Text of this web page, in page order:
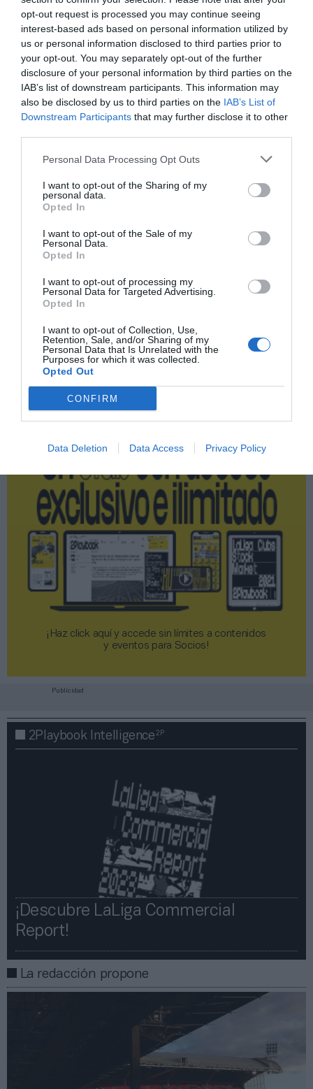
opt-out request is processed you may continue seeing
interest-based ads based on personal information utilized by
us or personal information disclosed to third parties prior to
your opt-out. You may separately opt-out of the further
disclosure of your personal information by third parties on the
IAB’s list of downstream participants. This information may
also be disclosed by us to third parties on the IAB’s List of
Downstream Participants that may further disclose it to other
Personal Data Processing Opt Outs
I want to opt-out of the Sharing of my
personal data.
Opted In
I want to opt-out of the Sale of my
Personal Data.
Opted In
I want to opt-out of processing my
Personal Data for Targeted Advertising.
Opted In
I want to opt-out of Collection, Use,
Retention, Sale, and/or Sharing of my
Personal Data that Is Unrelated with the
Purposes for which it was collected.
Opted Out
CONFIRM
Data Deletion Data Access Privacy Policy
Índex2P
Premier League
Uefa
intelligence@2playbook.com
Añadir2Playbookcomo fuente preferida de Google
de forma gratuita
Mantente informado con las últimas noticias de actualidad.
ACTIVAR AHORA
Imprimir
Publicidad
2Playbook Club2P
¡Haz click aquí y accede sin límites a contenidos
y eventos para Socios!​​​​​​​
Publicidad
2Playbook Intelligence2P
¡Descubre LaLiga Commercial
Report!​​
La redacción propone